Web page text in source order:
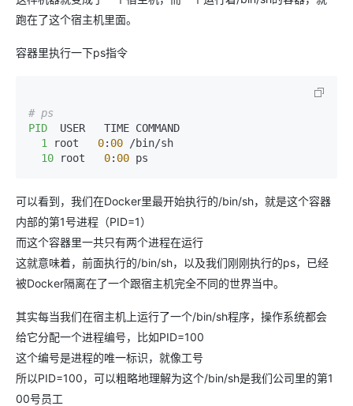
跑在了这个宿主机里面。
容器里执行一下ps指令
# ps
PID
  USER   TIME COMMAND
1
root 0: 00 /bin/sh
10 root 0: 00 ps
可以看到，我们在Docker里最开始执行的/bin/sh，就是这个容器
内部的第1号进程（PID=1）
而这个容器里一共只有两个进程在运行
这就意味着，前面执行的/bin/sh，以及我们刚刚执行的ps，已经
被Docker隔离在了一个跟宿主机完全不同的世界当中。
其实每当我们在宿主机上运行了一个/bin/sh程序，操作系统都会
给它分配一个进程编号，比如PID=100
这个编号是进程的唯一标识，就像工号
所以PID=100，可以粗略地理解为这个/bin/sh是我们公司里的第1
00号员工